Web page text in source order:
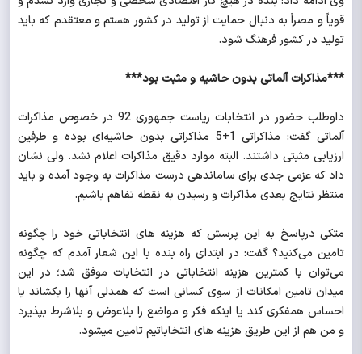
قویاً و مصراً به دنبال حمایت از تولید در کشور هستم و معتقدم که باید
تولید در کشور فرهنگ شود.
***مذاکرات آلماتی بدون حاشیه و مثبت بود***
داوطلب حضور در انتخابات ریاست جمهوری 92 در خصوص مذاکرات
آلماتی گفت: مذاکراتی 1+5 مذاکراتی بدون حاشیه‌ای بوده و طرفین
ارزیابی مثبتی داشتند. البته موارد دقیق مذاکرات اعلام نشد. ولی نشان
داد که عزمی جدی برای ساماندهی درست مذاکرات به وجود آمده و باید
منتظر نتایج بعدی مذاکرات و رسیدن به نقطه تفاهم باشیم.
متکی درپاسخ به این پرسش که هزینه های انتخاباتی خود را چگونه
تامین می‌کنید؟ گفت: در ابتدای راه بنده با این شعار آمدم که چگونه
می‌توان با کمترین هزینه انتخاباتی در انتخابات موفق شد؛ در این
میدان تامین امکانات از سوی کسانی است که همدلی آنها را بکشاند یا
احساس همفکری کند یا اینکه فکر و مواضع را بلاعوض و بلاشرط بپذیرد
و من هم از این طریق هزینه های انتخاباتیم تامین میشود.